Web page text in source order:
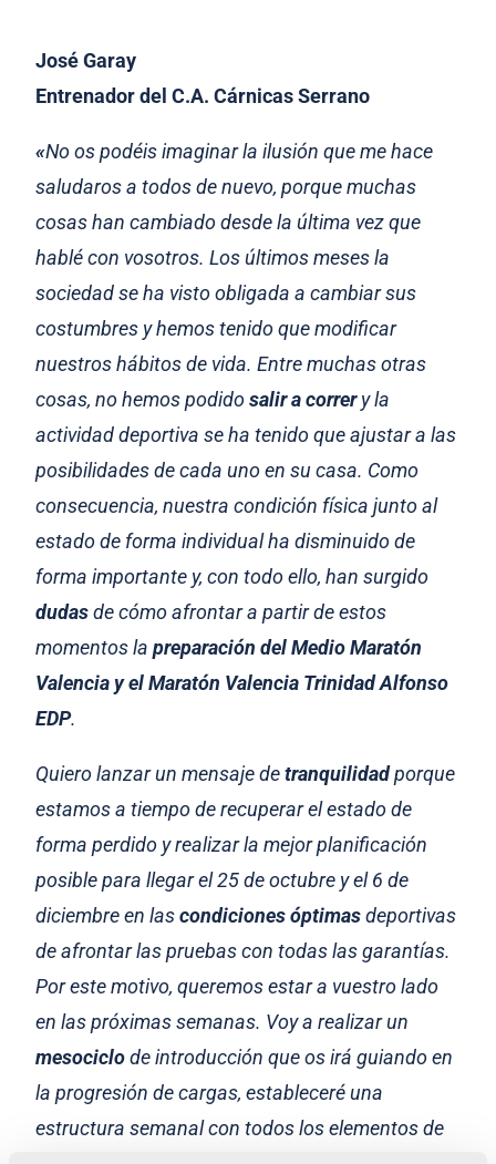
José Garay
Entrenador del C.A. Cárnicas Serrano
«No os podéis imaginar la ilusión que me hace
saludaros a todos de nuevo, porque muchas
cosas han cambiado desde la última vez que
hablé con vosotros. Los últimos meses la
sociedad se ha visto obligada a cambiar sus
costumbres y hemos tenido que modificar
nuestros hábitos de vida. Entre muchas otras
cosas, no hemos podidosalir a correry la
actividad deportiva se ha tenido que ajustar a las
posibilidades de cada uno en su casa. Como
consecuencia, nuestra condición física junto al
estado de forma individual ha disminuido de
forma importante y, con todo ello, han surgido
dudasde cómo afrontar a partir de estos
momentos lapreparación del Medio Maratón
Valencia y el Maratón Valencia Trinidad Alfonso
EDP.
Quiero lanzar un mensaje detranquilidadporque
estamos a tiempo de recuperar el estado de
forma perdido y realizar la mejor planificación
posible para llegar el 25 de octubre y el 6 de
diciembre en lascondiciones óptimasdeportivas
de afrontar las pruebas con todas las garantías.
Por este motivo, queremos estar a vuestro lado
en las próximas semanas. Voy a realizar un
mesociclode introducción que os irá guiando en
la progresión de cargas, estableceré una
estructura semanal con todos los elementos de